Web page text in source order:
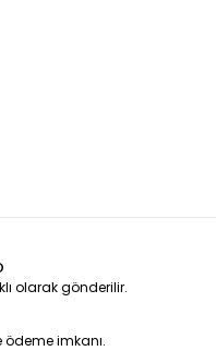
olarak gönderilir.
ödeme imkanı.